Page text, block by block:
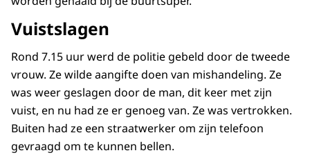
Vuistslagen
Rond 7.15 uur werd de politie gebeld door de tweede
vrouw. Ze wilde aangifte doen van mishandeling. Ze
was weer geslagen door de man, dit keer met zijn
vuist, en nu had ze er genoeg van. Ze was vertrokken.
Buiten had ze een straatwerker om zijn telefoon
gevraagd om te kunnen bellen.